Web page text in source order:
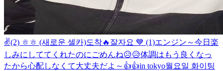
✌️(2) ㅎㅎ (새로운 셀카)도착🔥 잘자요 💙 (1)エンジン～今日楽
しみにしててくれたのにごめんね😥😥体調はもう良くなっ
たから心配しなくて大丈夫だよ～👍👍in tokyo월요일 화이팅